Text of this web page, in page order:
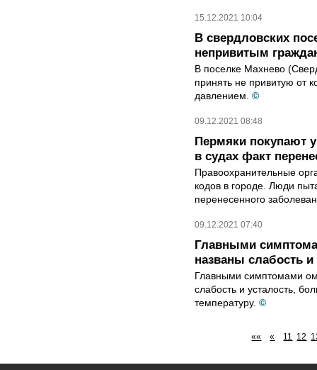
15.12.2021 10:04
В свердловских
непривитым
В поселке Махнево
принять не привитую от
давлением. ©
09.12.2021 08:48
Пермяки покупают
в судах факт
Правоохранительные
кодов в городе. Люди
перенесенного
09.12.2021 07:40
Главными
названы слабость и
Главными симптомами
слабость и усталость,
температуру. ©
«« « 11 12